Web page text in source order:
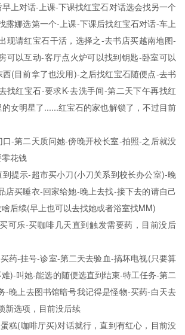
上对话-上课-下课找红宝石对话选会找另一个
露娜选第一个-上课-下课后找红宝石对话-车上
现请红宝石干活，选择之-去书店买越南地图-
可以互动-客厅点火炉可以找到钥匙-卧室可以
(目前拿了也没用)-之后找红宝石随便点-去书
找红宝石-要求K-去洗手间-第二天下午再找红
女明星了......红宝石的家也解锁了，不过目前
-第二天质问她-傍晚开校长室-拍照-之后就没
花钱
提示-超市买小刀(小刀关系到校长办公室)-晚
店买睡衣-回家给她-晚上去找-接下去的请自己
后续(早上也可以去找她或者浴室找MM)
可乐-买咖啡几天直到触发需要药，目前没后
药-挂号-诊室-第二天去验血-搞坏电视(只要算
)-叫她-能选的随便选直到结束-特工任务-第二
-晚上去图书馆暗号我记得是怪物-买药-白天去
新选项，目前没后续
糕(咖啡厅买)对话就行，直到有红心，目前没